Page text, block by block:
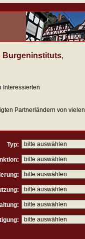
Burgeninstituts,
Interessierten
Partnerländern von vielen
Typ: